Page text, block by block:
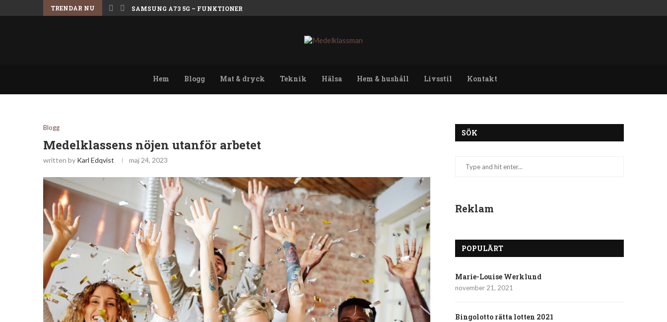
TRENDAR NU SAMSUNG A73 5G – FUNKTIONER
Hem Blogg Mat & dryck Teknik Hälsa Hem & hushåll Livsstil Kontakt
Blogg
Medelklassens nöjen utanför arbetet
written by Karl Edqvist maj 24, 2023
SÖK
Reklam
POPULÄRT
Marie-Louise Werklund
november 21, 2021
Bingolotto rätta lotten 2021